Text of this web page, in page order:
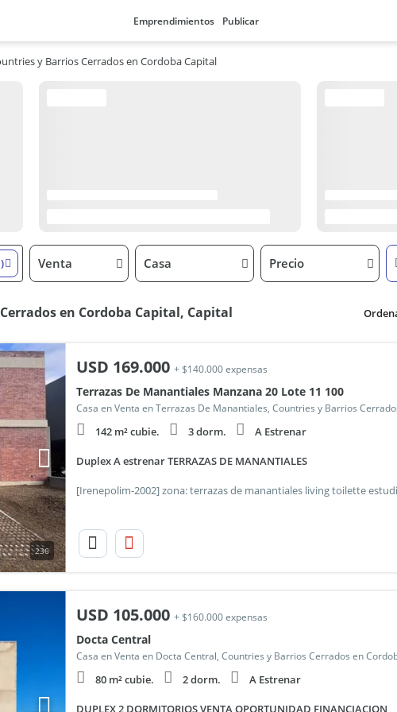
Emprendimientos Publicar
y Barrios Cerrados en Cordoba Capital
Venta Casa Precio
en Cordoba Capital, Capital
236
USD 169.000 + $140.000 expensas
Terrazas De Manantiales Manzana 20 Lote 11 100
Casa en Venta en Terrazas De Manantiales, Countries y Barrios
142 m² cubie. 3 dorm. A Estrenar
Duplex A estrenar TERRAZAS DE MANANTIALES
USD 105.000 + $160.000 expensas
Docta Central
Casa en Venta en Docta Central, Countries y Barrios Cerrados en
80 m² cubie. 2 dorm. A Estrenar
DUPLEX 2 DORMITORIOS VENTA OPORTUNIDAD FINANCIACION